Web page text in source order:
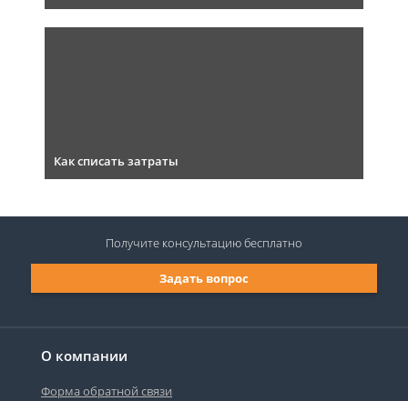
Как списать затраты
О компании
Форма обратной связи
Задать вопрос
Получите консультациюбесплатно